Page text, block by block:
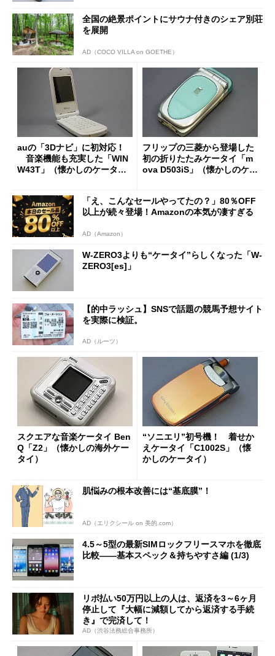
全国の絶景ポイントにサウナ付きのシェア別荘
を展開
AD（COCO VILLA on GOETHE）
auの「3Dナビ」に初対応！
音楽機能も充実した「WIN
W43T」（懐かしのケータ
フリップの三菱から登場した
初の折りたたみケータイ「m
ova D503iS」（懐かしのケー
「え、こんなセールやってたの？」80％OFF
以上が続々登場！Amazonの本気が凄すぎる
AD（Amazon）
W-ZERO3よりも“ケータイ”らしくなった「W-
ZERO3[es]」
【的中ラッシュ】SNSで話題の競馬予想サイト
を実際に検証。
AD（ルーツ）
スクエアな音楽ケータイ Ben
Q「Z2」（懐かしの海外ケー
タイ）
“ソニエリ”初号機！ 着せか
えケータイ「C1002S」（懐
かしのケータイ）
肌悩みの根本改善には“基底膜”！
AD（エリクシール on 美的.com）
4.5～5型の最新SIMロックフリースマホを徹底
比較――基本スペック＆持ちやすさ編 (1/3)
リボ払い50万円以上の人は、返済を3～6ヶ月
停止して『大幅に減額してから返済する手続
き』で完済して！
AD（渋谷法務総合事務所）